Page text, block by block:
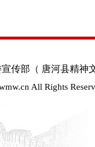
传部（ 唐河县精神
All Rights